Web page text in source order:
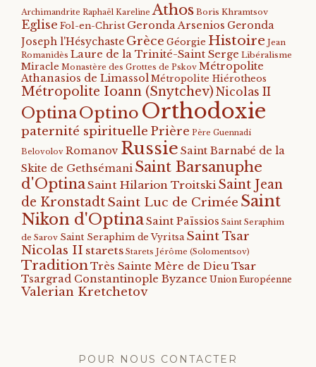
Archimandrite Raphaël Kareline Athos Boris Khramtsov
Eglise Fol-en-Christ Geronda Arsenios Geronda
Joseph l'Hésychaste Grèce Géorgie Histoire Jean
Romanidès Laure de la Trinité-Saint Serge Libéralisme
Miracle Monastère des Grottes de Pskov Métropolite
Athanasios de Limassol Métropolite Hiérotheos
Métropolite Ioann (Snytchev) Nicolas II
OptinaOptino Orthodoxie
paternité spirituelle Prière Père Guennadi
Belovolov Romanov Russie Saint Barnabé de la
Skite de Gethsémani Saint Barsanuphe
d'OptinaSaint Hilarion Troitski Saint Jean
de KronstadtSaint Luc de Crimée Saint
Nikon d'OptinaSaint Païssios Saint Seraphim
de Sarov Saint Seraphim de Vyritsa Saint Tsar
Nicolas II starets Starets Jérôme (Solomentsov)
TraditionTrès Sainte Mère de DieuTsar
Tsargrad Constantinople Byzance Union Européenne
Valerian Kretchetov
POUR NOUS CONTACTER